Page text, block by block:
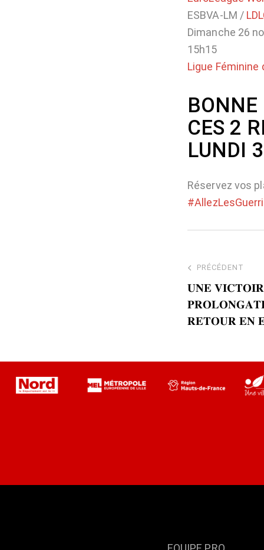
ESBVA-LM /
Dimanche 26
15h15
Ligue Féminine
BONNE
CES 2
LUNDI
Réservez vos
PRÉCÉDENT
𝐔𝐍𝐄
𝐑𝐄𝐓𝐎𝐔𝐑 𝐄𝐍